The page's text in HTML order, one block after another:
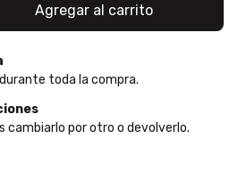
toda la compra.
cambiarlo por otro o devolverlo.